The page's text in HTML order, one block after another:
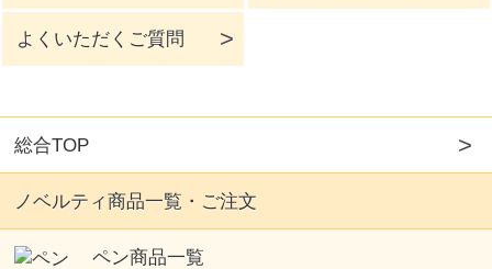
よくいただくご質問
総合TOP
ノベルティ商品一覧・ご注文
ペン商品一覧